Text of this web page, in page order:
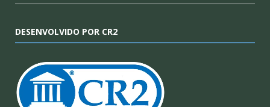
DESENVOLVIDO POR CR2